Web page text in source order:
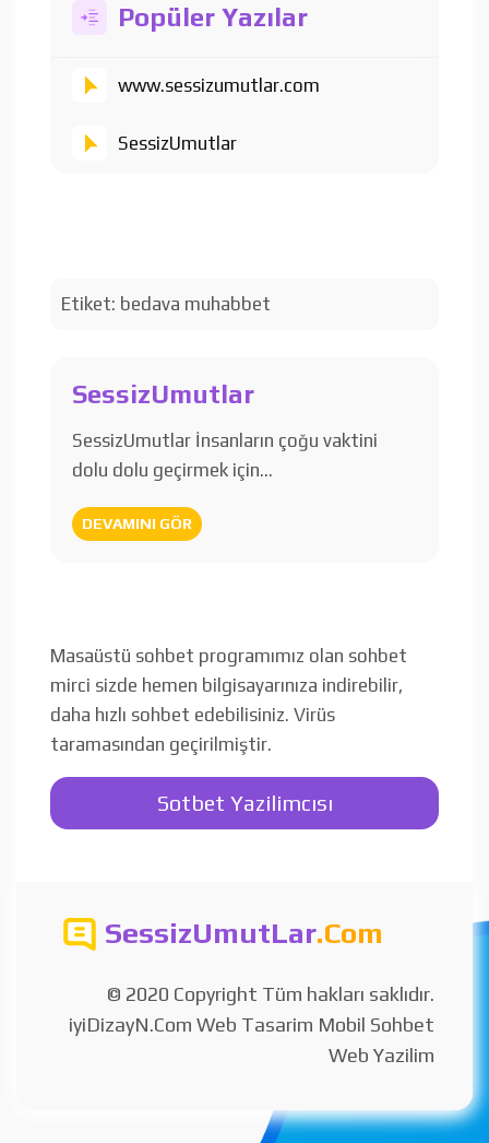
Popüler Yazılar
www.sessizumutlar.com
SessizUmutlar
Etiket: bedava muhabbet
SessizUmutlar
SessizUmutlar İnsanların çoğu vaktini
dolu dolu geçirmek için…
DEVAMINI GÖR
Masaüstü sohbet programımız olan sohbet
mirci sizde hemen bilgisayarınıza indirebilir,
daha hızlı sohbet edebilisiniz. Virüs
taramasından geçirilmiştir.
Sotbet Yazilimcısı
SessizUmutLar.Com
© 2020 Copyright Tüm hakları saklıdır.
iyiDizayN.Com Web Tasarim Mobil Sohbet
Web Yazilim